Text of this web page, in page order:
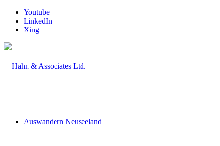
Youtube
LinkedIn
Xing
Auswandern Neuseeland